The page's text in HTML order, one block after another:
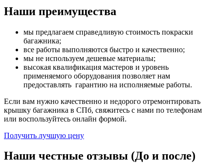
Наши преимущества
мы предлагаем справедливую стоимость покраски
багажника;
все работы выполняются быстро и качественно;
мы не используем дешевые материалы;
высокая квалификация мастеров и уровень
применяемого оборудования позволяет нам
предоставлять гарантию на исполняемые работы.
Если вам нужно качественно и недорого отремонтировать
крышку багажника в СПб, свяжитесь с нами по телефонам
или воспользуйтесь онлайн формой.
Получить лучшую цену
Наши честные отзывы (До и после)